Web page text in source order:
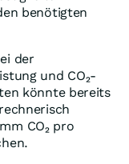
benötigten
der
und CO₂-
könnte bereits
CO₂ pro